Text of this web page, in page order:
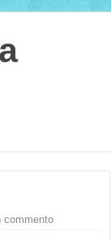
commento